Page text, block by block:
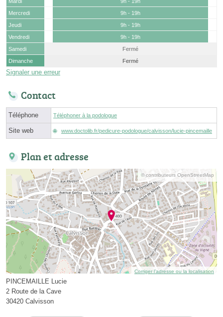
Mercredi
9h - 19h
Jeudi
9h - 19h
Vendredi
9h - 19h
Samedi
Fermé
Dimanche
Fermé
Signaler une erreur
Contact
Téléphone Téléphoner à la podologue
Site web www.doctolib.fr/pedicure-podologue/calvisson/lucie-pincemaille
Plan et adresse
© contributeurs OpenStreetMap
Corriger l’adresse ou la localisation
PINCEMAILLE Lucie
2 Route de la Cave
30420 Calvisson